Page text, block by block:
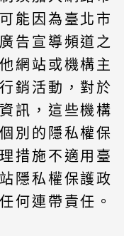
能因為臺北市
告宣導頻道之
網站或機構主
銷活動，對於
訊，這些機構
別的隱私權保
措施不適用臺
隱私權保護政
何連帶責任。